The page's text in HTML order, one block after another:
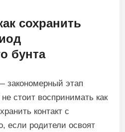
сохранить
бунта
закономерный этап
стоит воспринимать как
контакт с
если родители освоят